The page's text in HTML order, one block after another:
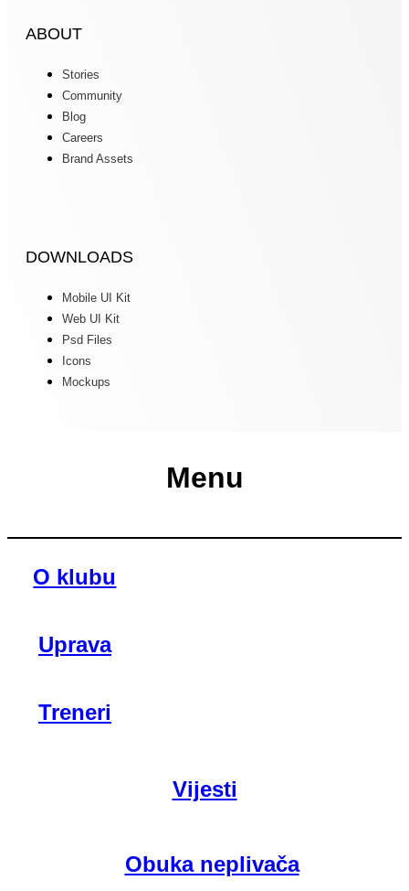
ABOUT
Stories
Community
Blog
Careers
Brand Assets
DOWNLOADS
Mobile UI Kit
Web UI Kit
Psd Files
Icons
Mockups
Menu
O klubu
Uprava
Treneri
Vijesti
Obuka neplivača